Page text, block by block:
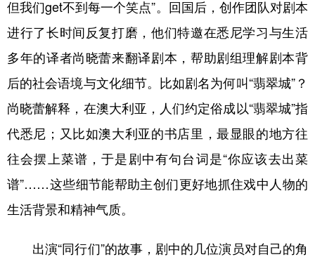
但我们get不到每一个笑点”。回国后，创作团队对剧本
进行了长时间反复打磨，他们特邀在悉尼学习与生活
多年的译者尚晓蕾来翻译剧本，帮助剧组理解剧本背
后的社会语境与文化细节。比如剧名为何叫“翡翠城”？
尚晓蕾解释，在澳大利亚，人们约定俗成以“翡翠城”指
代悉尼；又比如澳大利亚的书店里，最显眼的地方往
往会摆上菜谱，于是剧中有句台词是“你应该去出菜
谱”……这些细节能帮助主创们更好地抓住戏中人物的
生活背景和精神气质。
出演“同行们”的故事，剧中的几位演员对自己的角